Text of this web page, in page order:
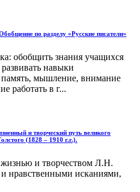
по разделу «Русские писатели»
обобщить знания учащихся
навыки
память, мышление, внимание
работать в г...
и творческий путь великого
(1828 – 1910 г.г.).
и творчеством Л.Н.
нравственными исканиями,